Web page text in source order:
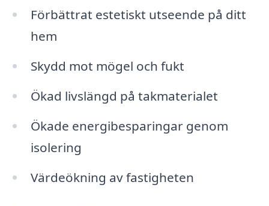
Förbättrat estetiskt utseende på ditt
hem
Skydd mot mögel och fukt
Ökad livslängd på takmaterialet
Ökade energibesparingar genom
isolering
Värdeökning av fastigheten